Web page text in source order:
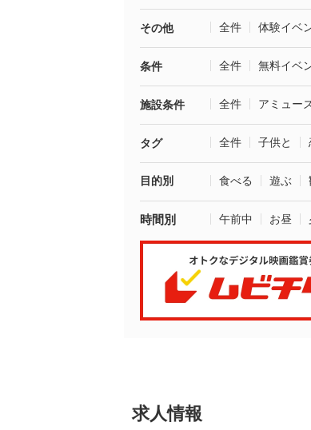
その他 全件 体験イベ
条件 全件 無料イベ
施設条件 全件 アミュー
タグ 全件 子供と
目的別 食べる 遊ぶ
時間別 午前中 お昼
求人情報